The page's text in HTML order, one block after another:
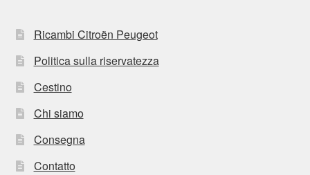
Ricambi Citroën Peugeot
Politica sulla riservatezza
Cestino
Chi siamo
Consegna
Contatto